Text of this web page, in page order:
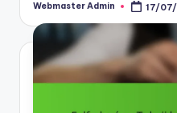
Posted
Webmaster Admin 17/